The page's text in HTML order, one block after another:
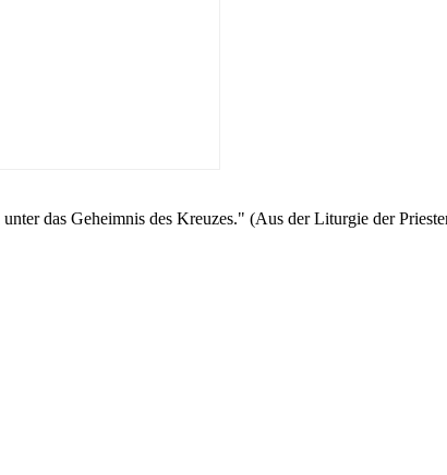
das Geheimnis des Kreuzes." (Aus der Liturgie der